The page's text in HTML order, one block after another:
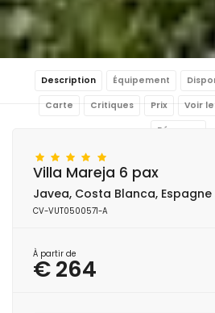
Description Équipement
Carte Critiques Prix Voir
Réserver
Villa Mareja 6 pax
Javea, Costa Blanca, Espagne
CV-VUT0500571-A
À partir de
€ 264